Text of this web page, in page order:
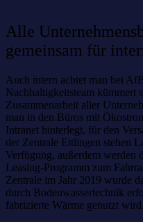
Alle
gemeinsam für
Auch intern achtet man bei
Nachhaltigkeitsteam kümmert
Zusammenarbeit aller
man in den Büros mit
Intranet hinterlegt, für den
der Zentrale Ettlingen stehen
Verfügung, außerdem werden
Leasing-Programm zum
Zentrale im Jahr 2019 wurde
durch Bodenwassertechnik
fabrizierte Wärme genutzt